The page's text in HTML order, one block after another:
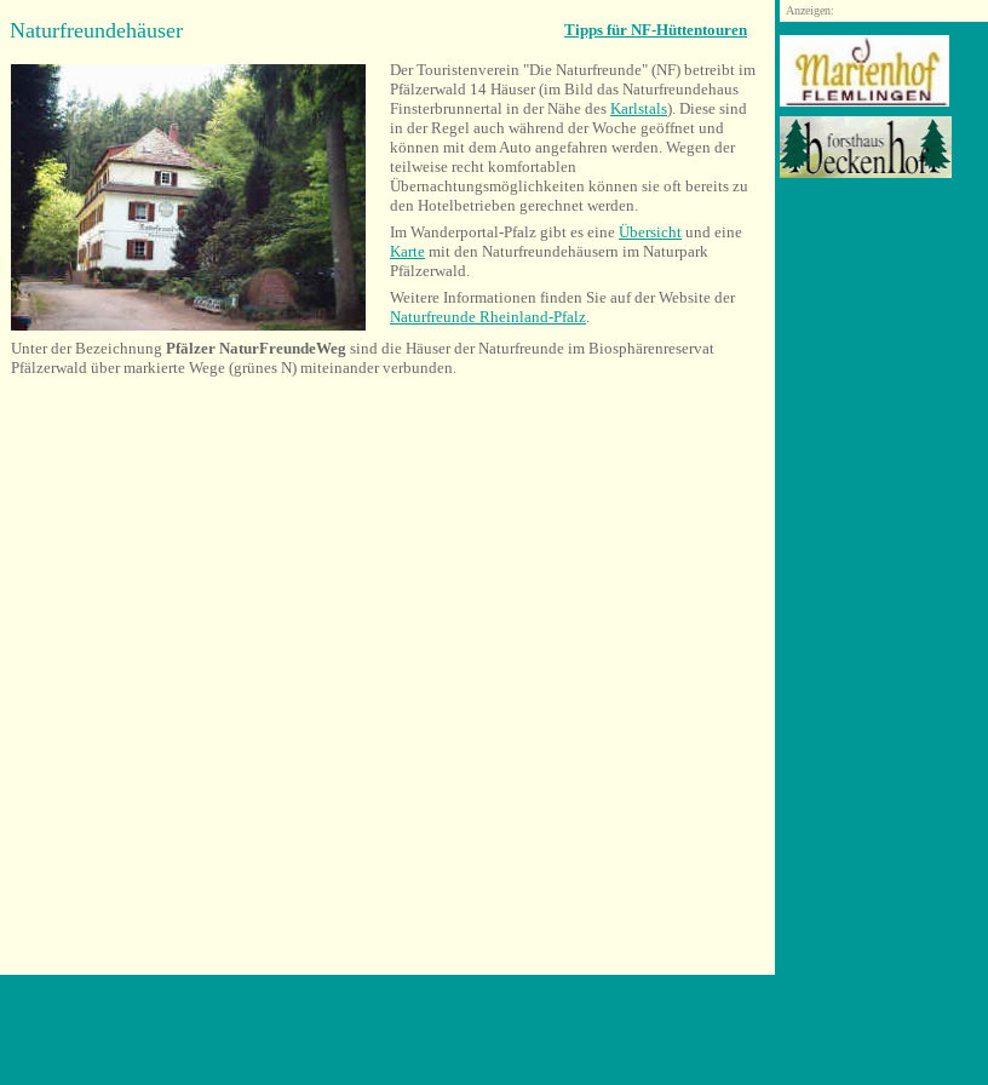
Naturfreundehäuser Tipps für NF-Hüttentouren
Der Touristenverein "Die Naturfreunde" (NF) betreibt im
Pfälzerwald 14 Häuser (im Bild das Naturfreundehaus
Finsterbrunnertal in der Nähe des Karlstals). Diese sind
in der Regel auch während der Woche geöffnet und
können mit dem Auto angefahren werden. Wegen der
teilweise recht komfortablen
Übernachtungsmöglichkeiten können sie oft bereits zu
den Hotelbetrieben gerechnet werden.
Im Wanderportal-Pfalz gibt es eine Übersicht und eine
Karte mit den Naturfreundehäusern im Naturpark
Pfälzerwald.
Weitere Informationen finden Sie auf der Website der
Naturfreunde Rheinland-Pfalz.
Unter der Bezeichnung Pfälzer NaturFreundeWeg sind die Häuser der Naturfreunde im Biosphärenreservat
Pfälzerwald über markierte Wege (grünes N) miteinander verbunden.
Anzeigen: